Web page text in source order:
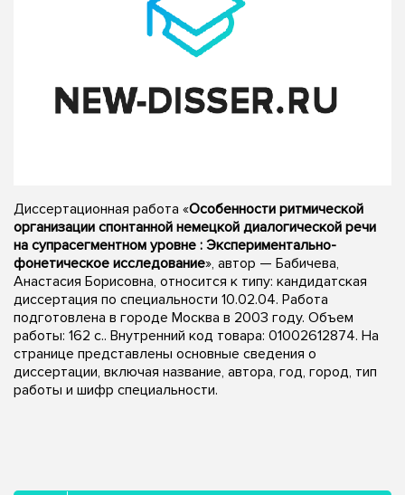
Диссертационная работа «Особенности ритмической
организации спонтанной немецкой диалогической речи
на супрасегментном уровне : Экспериментально-
фонетическое исследование», автор — Бабичева,
Анастасия Борисовна, относится к типу: кандидатская
диссертация по специальности 10.02.04. Работа
подготовлена в городе Москва в 2003 году. Объем
работы: 162 с.. Внутренний код товара: 01002612874. На
странице представлены основные сведения о
диссертации, включая название, автора, год, город, тип
работы и шифр специальности.